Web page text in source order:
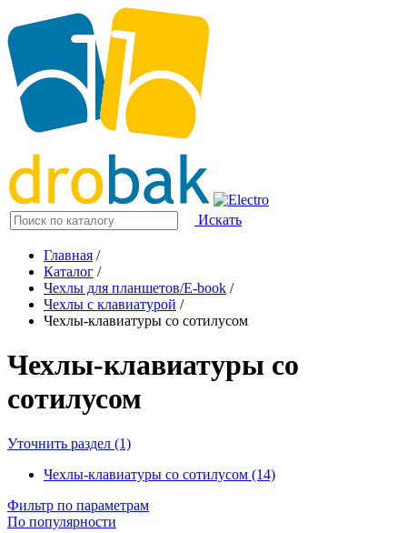
Искать
Главная /
Каталог /
Чехлы для планшетов/E-book /
Чехлы с клавиатурой /
Чехлы-клавиатуры со сотилусом
Чехлы-клавиатуры со
сотилусом
Уточнить раздел (1)
Чехлы-клавиатуры со сотилусом (14)
Фильтр по параметрам
По популярности